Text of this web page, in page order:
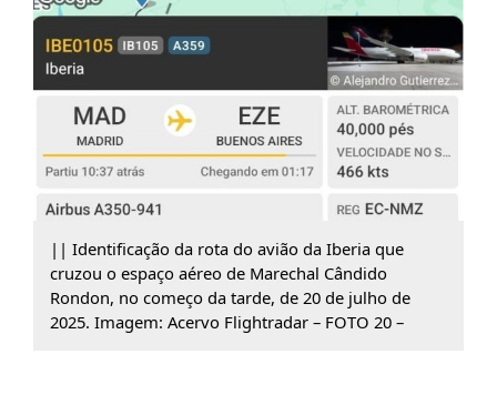
|| Identificação da rota do avião da Iberia que
cruzou o espaço aéreo de Marechal Cândido
Rondon, no começo da tarde, de 20 de julho de
2025. Imagem: Acervo Flightradar – FOTO 20 –